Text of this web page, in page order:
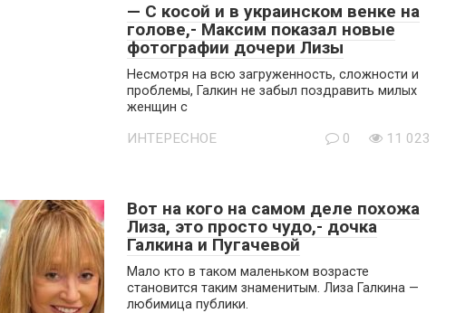
— С косой и в украинском венке на
голове,- Максим показал новые
фотографии дочери Лизы
Несмотря на всю загруженность, сложности и
проблемы, Галкин не забыл поздравить милых
женщин с
ИНТЕРЕСНОЕ 0 11 023
Вот на кого на самом деле похожа
Лиза, это просто чудо,- дочка
Галкина и Пугачевой
Мало кто в таком маленьком возрасте
становится таким знаменитым. Лиза Галкина —
любимица публики.